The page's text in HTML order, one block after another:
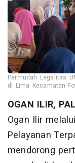
Permudah Legalitas
di Lima Kecamatan-
OGAN ILIR,
Ogan Ilir
Pelayanan
mendorong